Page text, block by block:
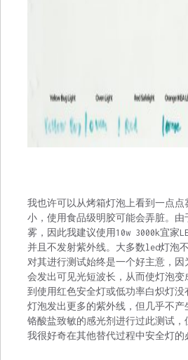
我也许可以从烤箱灯泡上看到一点点
小，使用食品级明胶可能会弄脏。由
雾，因此我建议使用10w 3000k宜家
并且不发射紫外线。大多数led灯泡
对其进行测试始终是一个好主意，
会发出可见光短波长，从而使灯泡变
到使用红色安全灯或低功率白炽灯
灯泡发出更多的紫外线，但几乎不
铬酸盐致敏的感光剂进行过此测试，
我很好奇在其他替代过程中安全灯的